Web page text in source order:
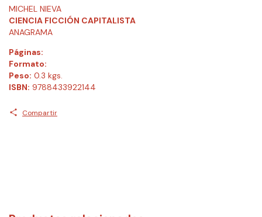
MICHEL NIEVA
CIENCIA FICCIÓN CAPITALISTA
ANAGRAMA
Páginas:
Formato:
Peso: 0.3 kgs.
ISBN: 9788433922144
Compartir